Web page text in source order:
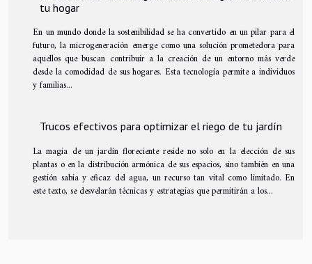
tu hogar
En un mundo donde la sostenibilidad se ha convertido en un pilar para el
futuro, la microgeneración emerge como una solución prometedora para
aquellos que buscan contribuir a la creación de un entorno más verde
desde la comodidad de sus hogares. Esta tecnología permite a individuos
y familias...
Trucos efectivos para optimizar el riego de tu jardín
La magia de un jardín floreciente reside no solo en la elección de sus
plantas o en la distribución armónica de sus espacios, sino también en una
gestión sabia y eficaz del agua, un recurso tan vital como limitado. En
este texto, se desvelarán técnicas y estrategias que permitirán a los...